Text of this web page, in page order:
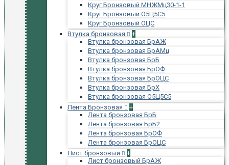
Круг Бронзовый МНЖМц30-1-1
Круг Бронзовый О5Ц5С5
Круг Бронзовый ОЦС
Втулка бронзовая
+
Втулка бронзовая БрАЖ
Втулка бронзовая БрАМц
Втулка бронзовая БрБ
Втулка бронзовая БрОФ
Втулка бронзовая БрОЦС
Втулка бронзовая БрХ
Втулка бронзовая О5Ц5С5
Лента Бронзовая
+
Лента бронзовая БрБ
Лента бронзовая БрБ2
Лента бронзовая БрОФ
Лента бронзовая БрОЦС
Лист бронзовый
+
Лист бронзовый БрАЖ